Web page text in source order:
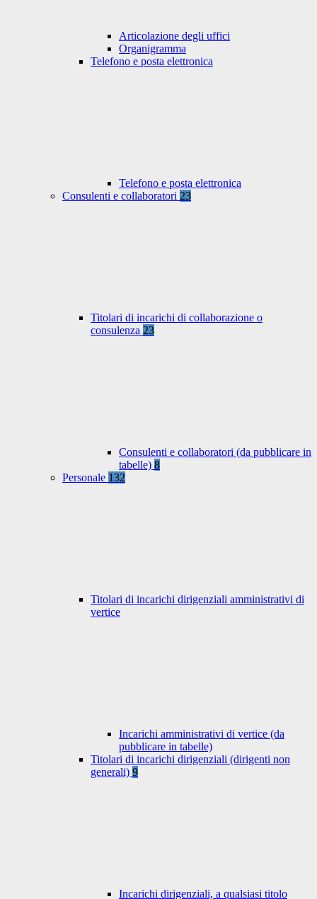
Articolazione degli uffici
Organigramma
Telefono e posta elettronica
Telefono e posta elettronica
Consulenti e collaboratori 23
Titolari di incarichi di collaborazione o
consulenza 23
Consulenti e collaboratori (da pubblicare in
tabelle) 8
Personale 132
Titolari di incarichi dirigenziali amministrativi di
vertice
Incarichi amministrativi di vertice (da
pubblicare in tabelle)
Titolari di incarichi dirigenziali (dirigenti non
generali) 9
Incarichi dirigenziali, a qualsiasi titolo